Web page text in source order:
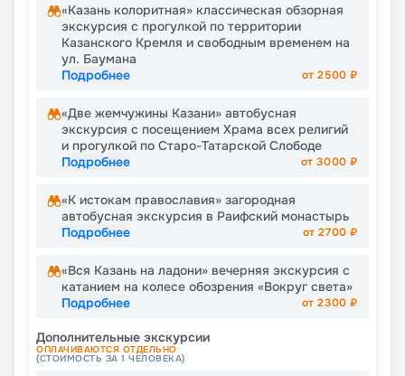
«Казань колоритная» классическая обзорная
экскурсия с прогулкой по территории
Казанского Кремля и свободным временем на
ул. Баумана
Подробнее
от2500 ₽
«Две жемчужины Казани» автобусная
экскурсия с посещением Храма всех религий
и прогулкой по Старо-Татарской Слободе
Подробнее
от3000 ₽
«К истокам православия» загородная
автобусная экскурсия в Раифский монастырь
Подробнее
от2700 ₽
«Вся Казань на ладони» вечерняя экскурсия с
катанием на колесе обозрения «Вокруг света»
Подробнее
от2300 ₽
Дополнительные экскурсии
ОПЛАЧИВАЮТСЯ ОТДЕЛЬНО
(СТОИМОСТЬ ЗА 1 ЧЕЛОВЕКА)